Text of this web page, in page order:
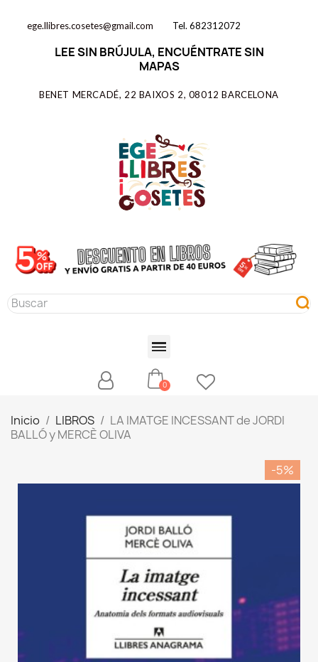
ege.llibres.cosetes@gmail.com Tel. 682312072
LEE SIN BRÚJULA, ENCUÉNTRATE SIN
MAPAS
BENET MERCADÉ, 22 BAIXOS 2, 08012 BARCELONA
Inicio LIBROS
LA IMATGE INCESSANT de JORDI
BALLÓ y MERCÈ OLIVA
-5%